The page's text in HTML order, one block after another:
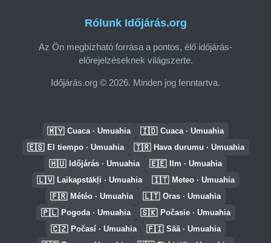
Rólunk Időjárás.org
Az Ön megbízható forrása a pontos, élő időjárás-
előrejelzéseknek világszerte.
Időjárás.org © 2026. Minden jog fenntartva.
🇲🇾 Cuaca · Umuahia 🇮🇩 Cuaca · Umuahia
🇪🇸 El tiempo · Umuahia 🇹🇷 Hava durumu · Umuahia
🇭🇺 Időjárás · Umuahia 🇪🇪 Ilm · Umuahia
🇱🇻 Laikapstākļi · Umuahia 🇮🇹 Meteo · Umuahia
🇫🇷 Météo · Umuahia 🇱🇹 Oras · Umuahia
🇵🇱 Pogoda · Umuahia 🇸🇰 Počasie · Umuahia
🇨🇿 Počasí · Umuahia 🇫🇮 Sää · Umuahia